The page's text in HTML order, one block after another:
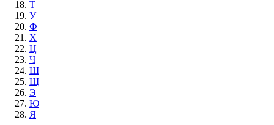
Т
У
Ф
Х
Ц
Ч
Ш
Щ
Э
Ю
Я